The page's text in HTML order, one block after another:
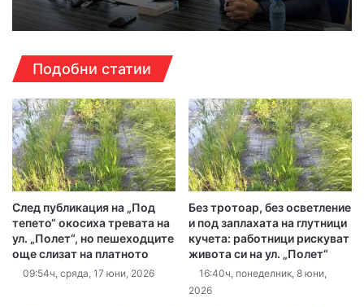
Подобни статии
След публикация на „Под
тепето“ окосиха тревата на
ул. „Полет“, но пешеходците
още слизат на платното
09:54ч, сряда, 17 юни, 2026
Без тротоар, без осветление
и под заплахата на глутници
кучета: работници рискуват
живота си на ул. „Полет“
16:40ч, понеделник, 8 юни,
2026